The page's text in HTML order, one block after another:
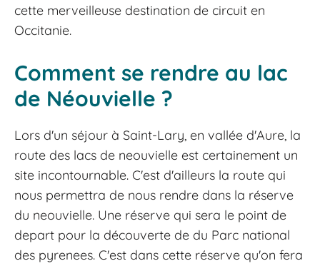
cette merveilleuse destination de circuit en
Occitanie.
Comment se rendre au lac
de Néouvielle ?
Lors d'un séjour à Saint-Lary, en vallée d'Aure, la
route des lacs de neouvielle est certainement un
site incontournable. C'est d'ailleurs la route qui
nous permettra de nous rendre dans la réserve
du neouvielle. Une réserve qui sera le point de
depart pour la découverte de du Parc national
des pyrenees. C'est dans cette réserve qu'on fera